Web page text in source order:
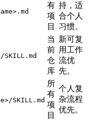
有
项
目
持，适
合个人
习惯。
当
前
仓
库
新可复
用工作
流优
先。
SKILL.md
所
有
项
目
个人复
杂流程
优先。